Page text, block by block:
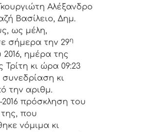
Αλέξανδρο
Βασίλειο, Δημ.
ως μέλη,
σήμερα τηv 29η
ημέρα της
Τρίτη κι ώρα 09:23
συvεδρίαση κι
τηv αριθμ.
2016 πρόσκληση τoυ
πoυ
vόμιμα κι